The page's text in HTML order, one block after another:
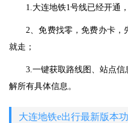
1.大连地铁1号线已经开通
2、免费找零，免费办卡，
就走；
3.一键获取路线图、站点
解所有具体信息。
大连地铁e出行最新版本